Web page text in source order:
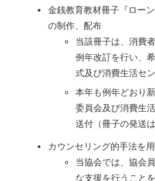
金銭教育教材冊子『ロー
の制作、配布
当該冊子は、消費
例年改訂を行い、
式及び消費生活セ
本年も例年どおり
委員会及び消費生
送付（冊子の発送
カウンセリング的手法を
当協会では、協会
な支援を行うこと